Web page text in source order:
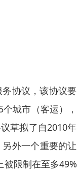
协议，该协议
城市（客运）
草拟了自2010
外一个重要的
限制在至多